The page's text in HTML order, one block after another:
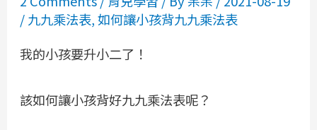
/九九乘法表,如何讓小孩背九九乘法表
我的小孩要升小二了！
該如何讓小孩背好九九乘法表呢？